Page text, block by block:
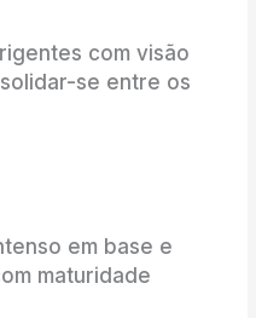
com visão
se entre os
em base e
maturidade